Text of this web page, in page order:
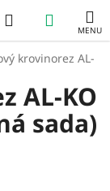
Hľadať
KOŠÍK
krovinorez AL-
AL-KO
sada)